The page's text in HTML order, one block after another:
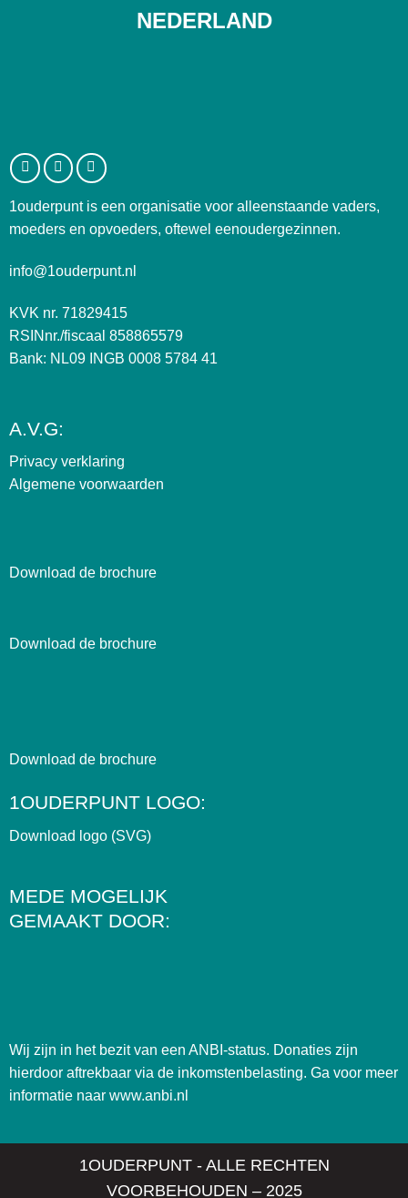
NEDERLAND
1ouderpunt is een organisatie voor alleenstaande vaders,
moeders en opvoeders, oftewel eenoudergezinnen.
info@1ouderpunt.nl
KVK nr. 71829415
RSINnr./fiscaal 858865579
Bank: NL09 INGB 0008 5784 41
A.V.G:
Privacy verklaring
Algemene voorwaarden
Download de brochure
Download de brochure
Download de brochure
1OUDERPUNT LOGO:
Download logo (SVG)
MEDE MOGELIJK
GEMAAKT DOOR:
Wij zijn in het bezit van een ANBI-status. Donaties zijn
hierdoor aftrekbaar via de inkomstenbelasting. Ga voor meer
informatie naar www.anbi.nl
1OUDERPUNT - ALLE RECHTEN
VOORBEHOUDEN – 2025